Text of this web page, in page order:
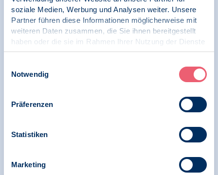
soziale Medien, Werbung und Analysen weiter. Unsere
Partner führen diese Informationen möglicherweise mit
weiteren Daten zusammen, die Sie ihnen bereitgestellt
haben oder die sie im Rahmen Ihrer Nutzung der Dienste
gesammelt haben.
Notwendig
Präferenzen
Statistiken
Marketing
17.12.2025
Stellungnahme | Psychologie und Gesundheit |
Vertragspsychotherapie
Richtlinienanpassung Komplexversorgung
verhandelbar!